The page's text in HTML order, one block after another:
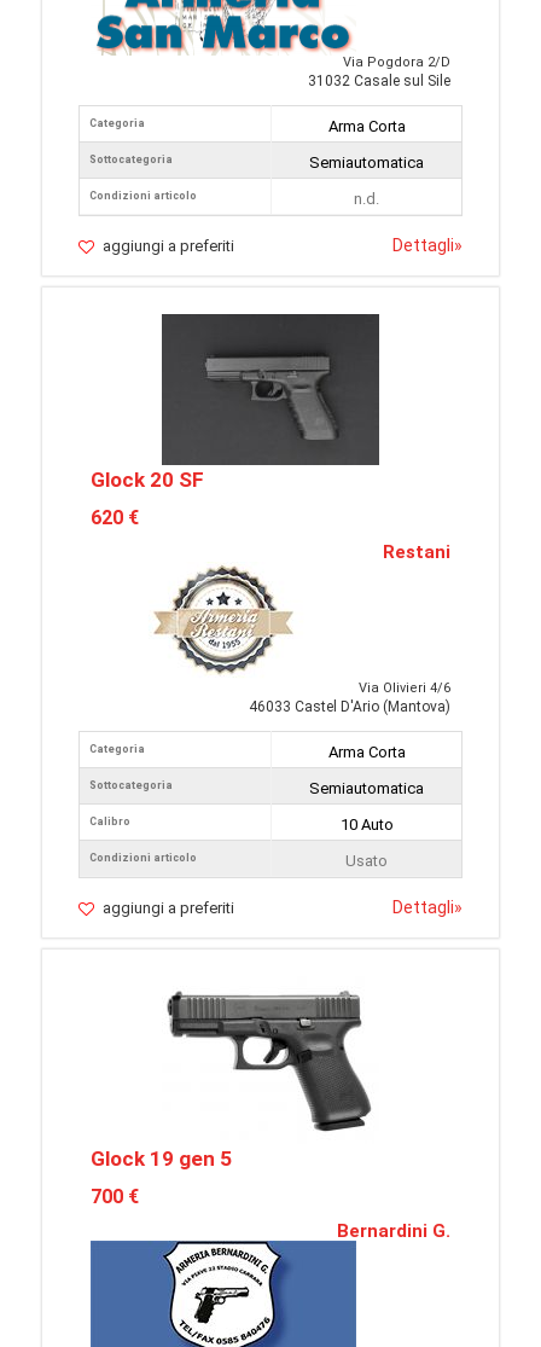
Via Pogdora 2/D
31032 Casale sul Sile
Categoria
Sottocategoria
Condizioni articolo
Arma Corta
Semiautomatica
n.d.
aggiungi a preferiti Dettagli»
Glock 20 SF
620 €
Restani
Via Olivieri 4/6
46033 Castel D'Ario (Mantova)
Categoria
Sottocategoria
Calibro
Condizioni articolo
Arma Corta
Semiautomatica
10 Auto
Usato
aggiungi a preferiti Dettagli»
Glock 19 gen 5
700 €
Bernardini G.